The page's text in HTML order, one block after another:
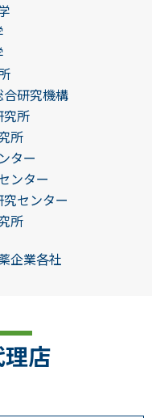
研究機構
究所
所
ター
ンター
センター
所
企業各社
店